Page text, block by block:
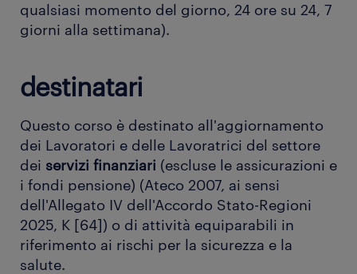
qualsiasi momento del giorno, 24 ore su 24, 7
giorni alla settimana).
destinatari
Questo corso è destinato all'aggiornamento
dei Lavoratori e delle Lavoratrici del settore
dei servizi finanziari (escluse le assicurazioni e
i fondi pensione) (Ateco 2007, ai sensi
dell'Allegato IV dell'Accordo Stato-Regioni
2025, K [64]) o di attività equiparabili in
riferimento ai rischi per la sicurezza e la
salute.